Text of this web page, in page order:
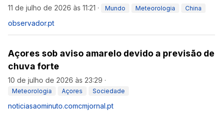
11 de julho de 2026 às 11:21 · Mundo Meteorologia China
observador.pt
Açores sob aviso amarelo devido a previsão de
chuva forte
10 de julho de 2026 às 23:29 ·
Meteorologia Açores Sociedade
noticiasaominuto.comcmjornal.pt